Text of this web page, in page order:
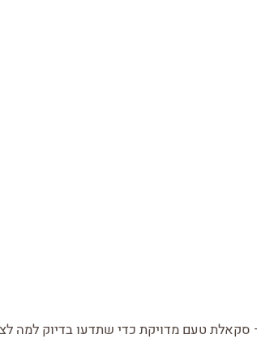
טעם מדויקת כדי שתדעו בדיוק למה